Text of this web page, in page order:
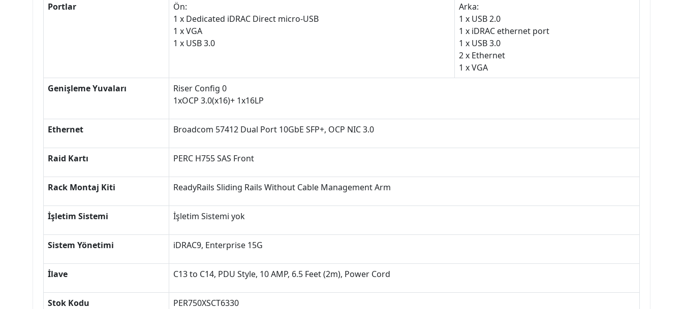
Portlar
Ön:
1 x Dedicated iDRAC Direct micro-USB
1 x VGA
1 x USB 3.0
Arka:
1 x USB 2.0
1 x iDRAC ethernet port
1 x USB 3.0
2 x Ethernet
1 x VGA
Genişleme Yuvaları
Riser Config 0
1xOCP 3.0(x16)+ 1x16LP
Ethernet Broadcom 57412 Dual Port 10GbE SFP+, OCP NIC 3.0
Raid Kartı PERC H755 SAS Front
Rack Montaj Kiti ReadyRails Sliding Rails Without Cable Management Arm
İşletim Sistemi İşletim Sistemi yok
Sistem Yönetimi iDRAC9, Enterprise 15G
İlave C13 to C14, PDU Style, 10 AMP, 6.5 Feet (2m), Power Cord
Stok Kodu PER750XSCT6330